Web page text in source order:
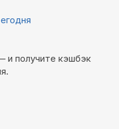
и получите кэшбэк